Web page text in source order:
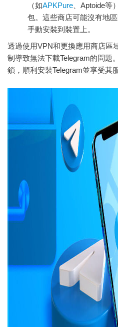
（如APKPure 、Aptoide等
包。這些商店可能沒有地
手動安裝到裝置上。
透過使用VPN和更換應用商店區
制導致無法下載Telegram的問題
鎖，順利安裝Telegram並享受其服